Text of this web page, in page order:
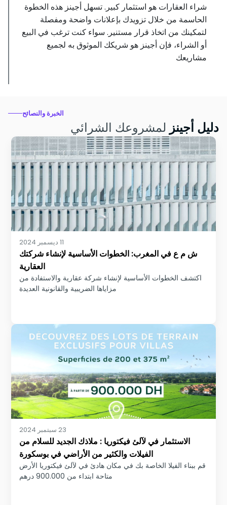
شراء العقارات هو استثمار كبير. تسهل أجينز هذه الخطوة
الحاسمة من خلال تزويدك بإعلانات واضحة ومفصلة
لتمكينك من اتخاذ قرار مستنير. سواء كنت ترغب في البيع
أو الشراء، فإن أجينز هو شريكك الموثوق به لجميع
مشاريعك
الخبرة والنصائح
دليل أجينز لمشروعك الشرائي
11 ديسمبر 2024
ش م ع في المغرب: الخطوات الأساسية لإنشاء شركتك
العقارية
اكتشف الخطوات الأساسية لإنشاء شركة عقارية والاستفادة من
مزاياها الضريبية والقانونية العديدة
23 سبتمبر 2024
الاستثمار في لآلئ فيكتوريا : ملاذك الجديد للسلام من
الفيلات والكثير من الأراضي في بوسكورة
قم ببناء الفيلا الخاصة بك في مكان هادئ في لآلئ فيكتوريا الأرض
متاحة ابتداء من 900.000 درهم